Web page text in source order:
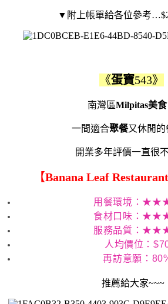
▼附上帳單給各位參考
《蛋寶543》
南灣區Milpitas美食
一間適合聚餐又休閒的
開業多年評價一直很不
【Banana Leaf Restaurant
用餐環境：
食材口味：
服務品質：
人均價位：
再訪意願：
推薦給大家~~~